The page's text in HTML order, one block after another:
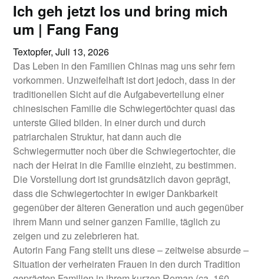
Ich geh jetzt los und bring mich
um | Fang Fang
Textopfer,Juli 13, 2026
Das Leben in den Familien Chinas mag uns sehr fern
vorkommen. Unzweifelhaft ist dort jedoch, dass in der
traditionellen Sicht auf die Aufgabeverteilung einer
chinesischen Familie die Schwiegertöchter quasi das
unterste Glied bilden. In einer durch und durch
patriarchalen Struktur, hat dann auch die
Schwiegermutter noch über die Schwiegertochter, die
nach der Heirat in die Familie einzieht, zu bestimmen.
Die Vorstellung dort ist grundsätzlich davon geprägt,
dass die Schwiegertochter in ewiger Dankbarkeit
gegenüber der älteren Generation und auch gegenüber
ihrem Mann und seiner ganzen Familie, täglich zu
zeigen und zu zelebrieren hat.
Autorin Fang Fang stellt uns diese – zeitweise absurde –
Situation der verheiraten Frauen in den durch Tradition